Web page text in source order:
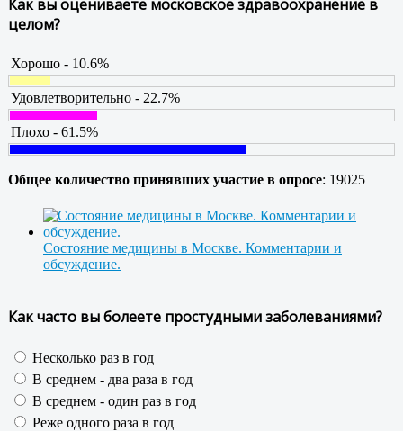
Как вы оцениваете московское здравоохранение в
целом?
Хорошо - 10.6%
Удовлетворительно - 22.7%
Плохо - 61.5%
Общее количество принявших участие в опросе: 19025
Состояние медицины в Москве. Комментарии и
обсуждение.
Как часто вы болеете простудными заболеваниями?
Несколько раз в год
В среднем - два раза в год
В среднем - один раз в год
Реже одного раза в год